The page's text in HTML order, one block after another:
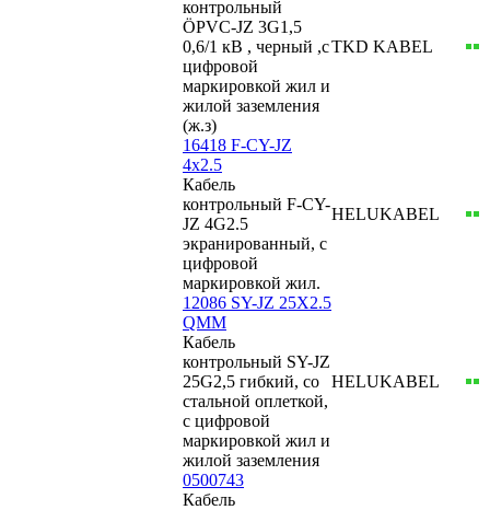
контрольный
ÖPVC-JZ 3G1,5
0,6/1 кВ , черный ,с
цифровой
маркировкой жил и
жилой заземления
(ж.з)
TKD KABEL
16418 F-CY-JZ
4x2.5
Кабель
контрольный F-CY-
JZ 4G2.5
экранированный, с
цифровой
маркировкой жил.
HELUKABEL
12086 SY-JZ 25X2.5
QMM
Кабель
контрольный SY-JZ
25G2,5 гибкий, со
стальной оплеткой,
с цифровой
маркировкой жил и
жилой заземления
HELUKABEL
0500743
Кабель